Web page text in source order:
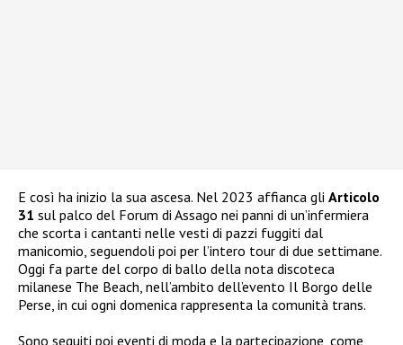
E così ha inizio la sua ascesa. Nel 2023 affianca gli Articolo
31 sul palco del Forum di Assago nei panni di un’infermiera
che scorta i cantanti nelle vesti di pazzi fuggiti dal
manicomio, seguendoli poi per l’intero tour di due settimane.
Oggi fa parte del corpo di ballo della nota discoteca
milanese The Beach, nell’ambito dell’evento Il Borgo delle
Perse, in cui ogni domenica rappresenta la comunità trans.
Sono seguiti poi eventi di moda e la partecipazione, come